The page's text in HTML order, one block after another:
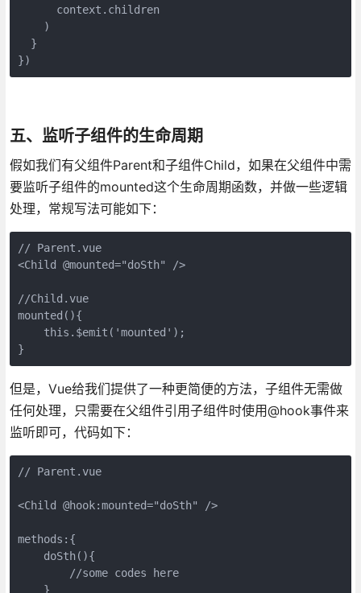
      context.children
    )
  }
})
五、监听子组件的生命周期
假如我们有父组件Parent和子组件Child，如果在父组件中需
要监听子组件的mounted这个生命周期函数，并做一些逻辑
处理，常规写法可能如下：
// Parent.vue
<Child @mounted="doSth" />
//Child.vue
mounted(){
    this.$emit('mounted');
但是，Vue给我们提供了一种更简便的方法，子组件无需做
任何处理，只需要在父组件引用子组件时使用@hook事件来
监听即可，代码如下：
// Parent.vue
<Child @hook:mounted="doSth" />
methods:{
    doSth(){
        //some codes here
    }